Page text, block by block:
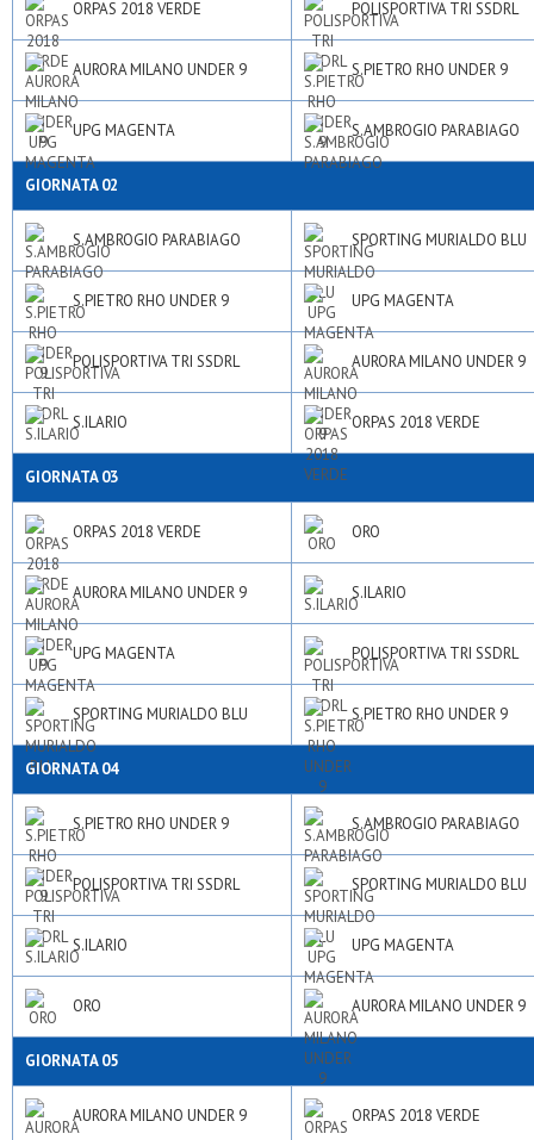
ORPAS 2018 VERDE POLISPORTIVA TRI SSDRL
AURORA MILANO UNDER 9 S.PIETRO RHO UNDER 9
UPG MAGENTA S.AMBROGIO PARABIAGO
GIORNATA 02
S.AMBROGIO PARABIAGO SPORTING MURIALDO BLU
S.PIETRO RHO UNDER 9 UPG MAGENTA
POLISPORTIVA TRI SSDRL AURORA MILANO UNDER 9
S.ILARIO ORPAS 2018 VERDE
GIORNATA 03
ORPAS 2018 VERDE ORO
AURORA MILANO UNDER 9 S.ILARIO
UPG MAGENTA POLISPORTIVA TRI SSDRL
SPORTING MURIALDO BLU S.PIETRO RHO UNDER 9
GIORNATA 04
S.PIETRO RHO UNDER 9 S.AMBROGIO PARABIAGO
POLISPORTIVA TRI SSDRL SPORTING MURIALDO BLU
S.ILARIO UPG MAGENTA
ORO AURORA MILANO UNDER 9
GIORNATA 05
AURORA MILANO UNDER 9 ORPAS 2018 VERDE